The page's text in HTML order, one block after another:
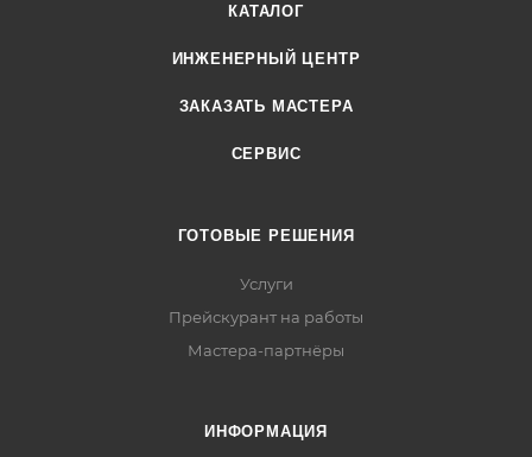
КАТАЛОГ
ИНЖЕНЕРНЫЙ ЦЕНТР
ЗАКАЗАТЬ МАСТЕРА
СЕРВИС
ГОТОВЫЕ РЕШЕНИЯ
Услуги
Прейскурант на работы
Мастера-партнёры
ИНФОРМАЦИЯ